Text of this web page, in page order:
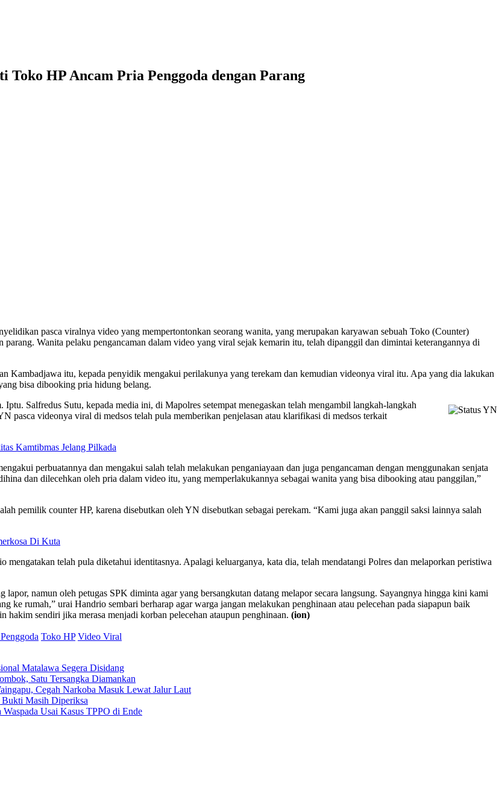
HP Ancam Pria Penggoda dengan Parang
pasca viralnya video yang mempertontonkan seorang wanita, yang merupakan karyawan sebuah Toko (Counter)
Wanita pelaku pengancaman dalam video yang viral sejak kemarin itu, telah dipanggil dan dimintai keterangannya di
Kambadjawa itu, kepada penyidik mengakui perilakunya yang terekam dan kemudian videonya viral itu. Apa yang dia lakukan
bisa dibooking pria hidung belang.
Salfredus Sutu, kepada media ini, di Mapolres setempat menegaskan telah mengambil langkah-langkah
pasca videonya viral di medsos telah pula memberikan penjelasan atau klarifikasi di medsos terkait
Kamtibmas Jelang Pilkada
perbuatannya dan mengakui salah telah melakukan penganiayaan dan juga pengancaman dengan menggunakan senjata
dan dilecehkan oleh pria dalam video itu, yang memperlakukannya sebagai wanita yang bisa dibooking atau panggilan,”
pemilik counter HP, karena disebutkan oleh YN disebutkan sebagai perekam. “Kami juga akan panggil saksi lainnya salah
Di Kuta
telah pula diketahui identitasnya. Apalagi keluarganya, kata dia, telah mendatangi Polres dan melaporkan peristiwa
namun oleh petugas SPK diminta agar yang bersangkutan datang melapor secara langsung. Sayangnya hingga kini kami
ke rumah,” urai Handrio sembari berharap agar warga jangan melakukan penghinaan atau pelecehan pada siapapun baik
hakim sendiri jika merasa menjadi korban pelecehan ataupun penghinaan. (ion)
Toko HP Video Viral
Matalawa Segera Disidang
Satu Tersangka Diamankan
Cegah Narkoba Masuk Lewat Jalur Laut
Masih Diperiksa
Usai Kasus TPPO di Ende